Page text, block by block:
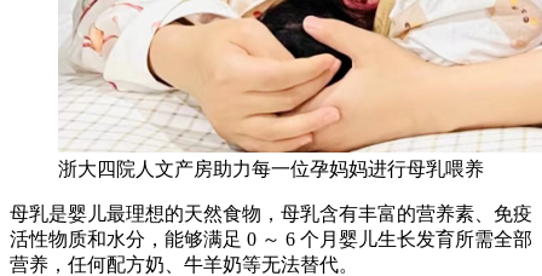
浙大四院人文产房助力每一位孕妈妈进行母乳喂养
母乳是婴儿最理想的天然食物，母乳含有丰富的营养素、免疫
活性物质和水分，能够满足 0 ～ 6 个月婴儿生长发育所需全部
营养，任何配方奶、牛羊奶等无法替代。